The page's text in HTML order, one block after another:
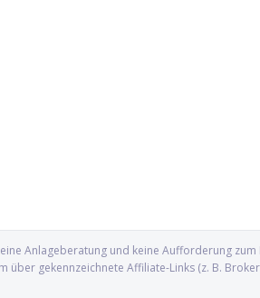
Anlageberatung und keine Aufforderung zum
gekennzeichnete Affiliate-Links (z. B.